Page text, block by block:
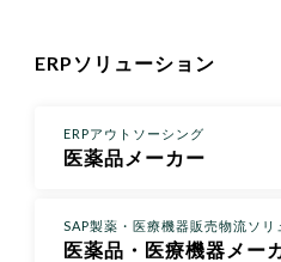
ERPソリューション
ERPアウトソーシング
医薬品メーカー
SAP製薬・医療機器販売物流ソリ
医薬品・医療機器メー